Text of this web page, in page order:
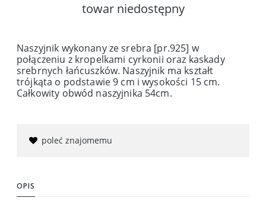
towar niedostępny
Naszyjnik wykonany ze srebra [pr.925] w
połączeniu z kropelkami cyrkonii oraz kaskady
srebrnych łańcuszków. Naszyjnik ma kształt
trójkąta o podstawie 9 cm i wysokości 15 cm.
Całkowity obwód naszyjnika 54cm.
poleć znajomemu
OPIS